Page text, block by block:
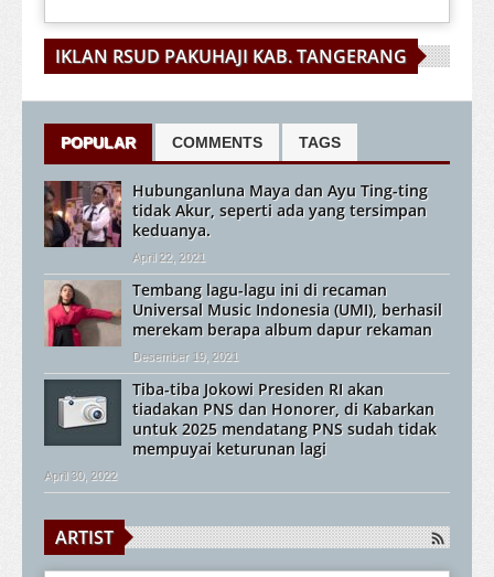
IKLAN RSUD PAKUHAJI KAB. TANGERANG
POPULAR COMMENTS TAGS
Hubunganluna Maya dan Ayu Ting-ting
tidak Akur, seperti ada yang tersimpan
keduanya.
April 22, 2021
Tembang lagu-lagu ini di recaman
Universal Music Indonesia (UMI), berhasil
merekam berapa album dapur rekaman
Desember 19, 2021
Tiba-tiba Jokowi Presiden RI akan
tiadakan PNS dan Honorer, di Kabarkan
untuk 2025 mendatang PNS sudah tidak
mempuyai keturunan lagi
April 30, 2022
ARTIST